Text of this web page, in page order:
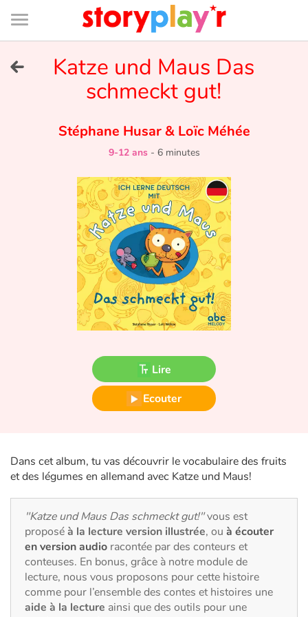
Connexion
Bibliothèque
de
page
Tester gratuitement
Bibliothèque
Contes d'ici et d'ailleurs
Fable, mythe, littérature et poésie
Ogres, monstres et sorcières
Les animaux
Voyage, épopée, enquête, aventure
Autour du monde
Apprentissage
Katze und Maus Das
schmeckt gut!
Stéphane Husar&Loïc Méhée
9-12 ans- 6 minutes
Lire
Ecouter
Dans cet album, tu vas découvrir le vocabulaire des fruits
et des légumes en allemand avec Katze und Maus!
"Katze und Maus Das schmeckt gut!"vous est
proposéà la lecture version illustrée, ou à écouter
en version audio racontée par des conteurs et
conteuses. En bonus, grâce à notre module de
lecture, nous vous proposons pour cette histoire
comme pour l’ensemble des contes et histoires une
aide à la lecture ainsi que des outils pour une